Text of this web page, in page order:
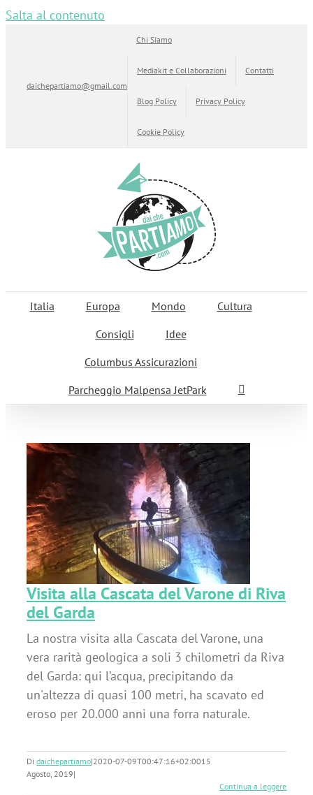
Salta al contenuto
daichepartiamo@gmail.com
Chi Siamo
Mediakit e Collaborazioni Contatti
Blog Policy Privacy Policy
Cookie Policy
Italia Europa Mondo
Cultura
Consigli
Idee
Columbus Assicurazioni
Parcheggio Malpensa JetPark
Visita alla Cascata del Varone di Riva
del Garda
La nostra visita alla Cascata del Varone, una
vera rarità geologica a soli 3 chilometri da Riva
del Garda: qui l’acqua, precipitando da
un'altezza di quasi 100 metri, ha scavato ed
eroso per 20.000 anni una forra naturale.
Di daichepartiamo|2020-07-09T00:47:16+02:0015
Agosto, 2019|
Continua a leggere